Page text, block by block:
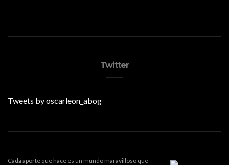
Twitter
Tweets by oscarleon_abog
Cada aporte que hace es un mundo maravilloso que